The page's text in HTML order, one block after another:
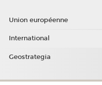
Union européenne
International
Geostrategia